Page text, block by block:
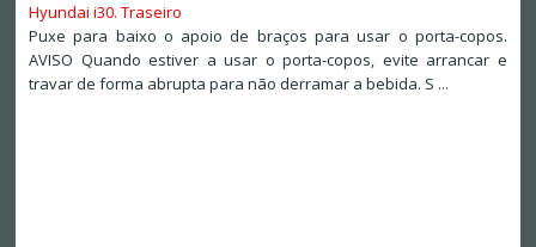
Hyundai i30. Traseiro
Puxe para baixo o apoio de braços para usar o porta-copos.
AVISO Quando estiver a usar o porta-copos, evite arrancar e
travar de forma abrupta para não derramar a bebida. S ...